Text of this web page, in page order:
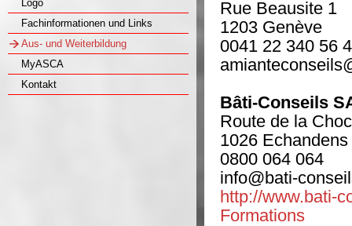
Logo
Fachinformationen und Links
Aus- und Weiterbildung
MyASCA
Kontakt
Rue Beausite 1
1203 Genève
0041 22 340 56
Bâti-Conseils
Route de la
1026 Echandens
0800 064 064
info@bati-
http://www.bati-
Formations